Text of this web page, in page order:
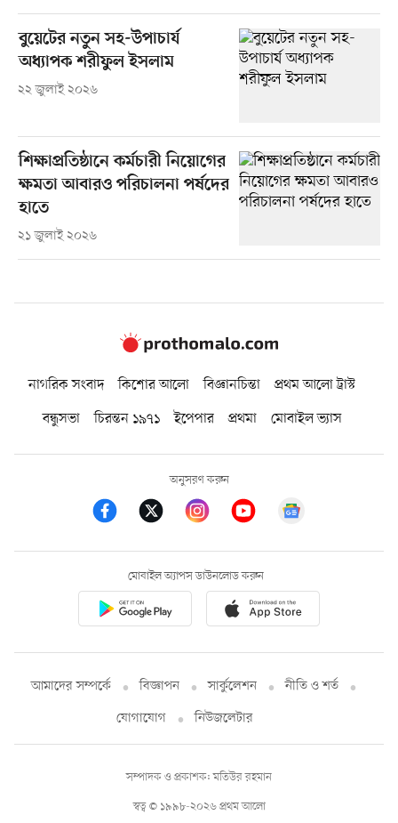
বুয়েটের নতুন সহ-উপাচার্য
অধ্যাপক শরীফুল ইসলাম
২২ জুলাই ২০২৬
শিক্ষাপ্রতিষ্ঠানে কর্মচারী নিয়োগের
ক্ষমতা আবারও পরিচালনা পর্ষদের
হাতে
২১ জুলাই ২০২৬
নাগরিক সংবাদ কিশোর আলো বিজ্ঞানচিন্তা
প্রথম আলো ট্রাস্ট
বন্ধুসভা
চিরন্তন ১৯৭১ ইপেপার প্রথমা মোবাইল ভ্যাস
অনুসরণ করুন
মোবাইল অ্যাপস ডাউনলোড করুন
আমাদের সম্পর্কে বিজ্ঞাপন সার্কুলেশন
নীতি ও শর্ত
যোগাযোগ
নিউজলেটার
স্বত্ব © ১৯৯৮-২০২৬ প্রথম আলো
সম্পাদক ও প্রকাশক: মতিউর রহমান